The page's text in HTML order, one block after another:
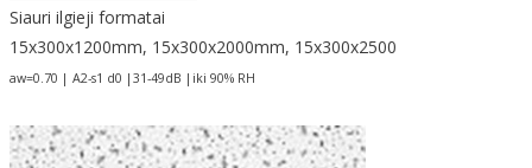
Siauri ilgieji formatai
15x300x1200mm, 15x300x2000mm, 15x300x2500
aw=0.70 | A2-s1 d0 |31-49dB |iki 90% RH